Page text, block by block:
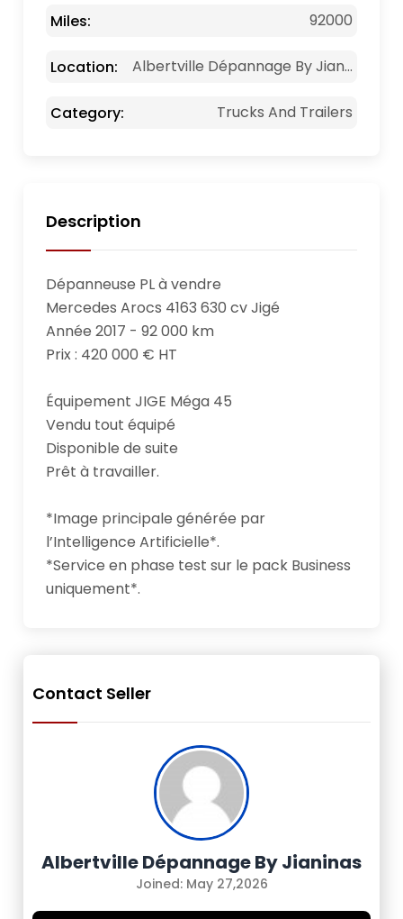
Miles: 92000
Location: Albertville Dépannage By Jian...
Category: Trucks And Trailers
Description
Dépanneuse PL à vendre
Mercedes Arocs 4163 630 cv Jigé
Année 2017 - 92 000 km
Prix : 420 000 € HT
Équipement JIGE Méga 45
Vendu tout équipé
Disponible de suite
Prêt à travailler.
*Image principale générée par
l’Intelligence Artificielle*.
*Service en phase test sur le pack Business
uniquement*.
Contact Seller
Albertville Dépannage By Jianinas
Joined: May 27,2026